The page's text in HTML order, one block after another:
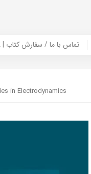
Contact Us / Order Book | تماس با ما / سفارش کتاب
in Electrodynamics